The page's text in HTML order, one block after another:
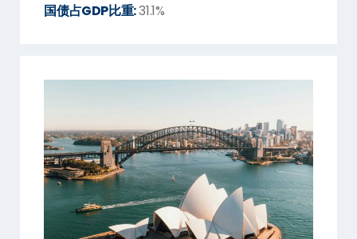
国债占GDP比重:31.1%